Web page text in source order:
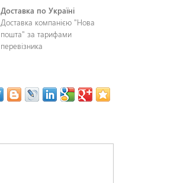
Доставка по Україні
Доставка компанією "Нова
пошта" за тарифами
перевізника